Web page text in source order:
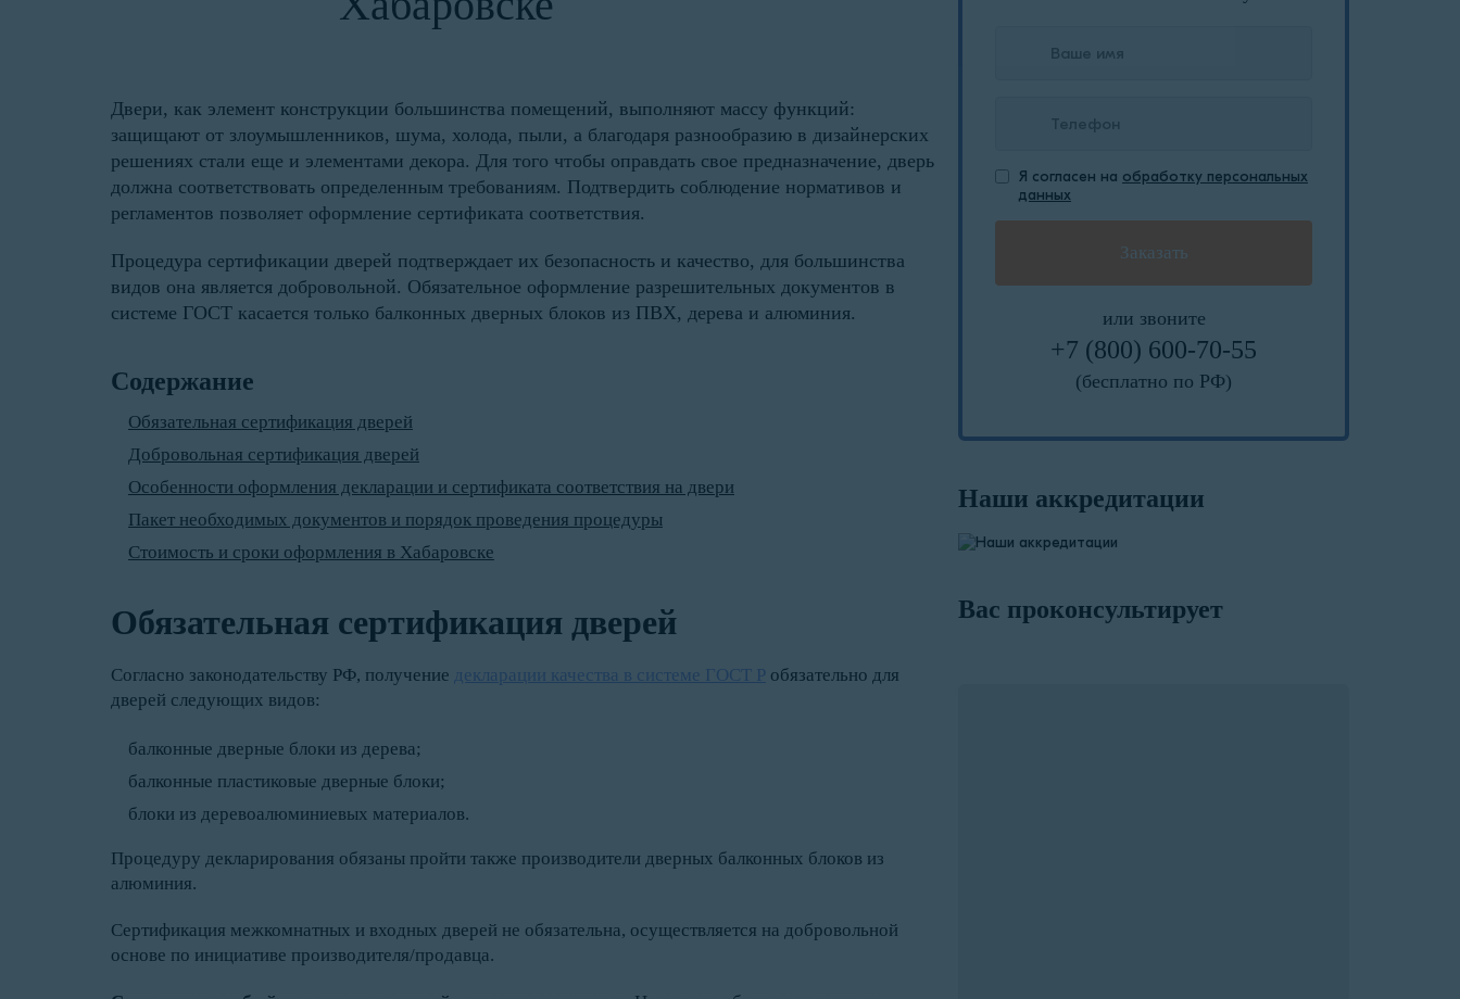
Двери, как элемент конструкции большинства помещений, выполняют массу функций:
защищают от злоумышленников, шума, холода, пыли, а благодаря разнообразию в дизайнерских
решениях стали еще и элементами декора. Для того чтобы оправдать свое предназначение, дверь
должна соответствовать определенным требованиям. Подтвердить соблюдение нормативов и
регламентов позволяет оформление сертификата соответствия.
Процедура сертификации дверей подтверждает их безопасность и качество, для большинства
видов она является добровольной. Обязательное оформление разрешительных документов в
системе ГОСТ касается только балконных дверных блоков из ПВХ, дерева и алюминия.
Содержание
Обязательная сертификация дверей
Добровольная сертификация дверей
Особенности оформления декларации и сертификата соответствия на двери
Пакет необходимых документов и порядок проведения процедуры
Стоимость и сроки оформления в Хабаровске
Обязательная сертификация дверей
Согласно законодательству РФ, получение декларации качества в системе ГОСТ Р обязательно для
дверей следующих видов:
балконные дверные блоки из дерева;
балконные пластиковые дверные блоки;
блоки из деревоалюминиевых материалов.
Процедуру декларирования обязаны пройти также производители дверных балконных блоков из
алюминия.
Сертификация межкомнатных и входных дверей не обязательна, осуществляется на добровольной
основе по инициативе производителя/продавца.
Я согласен на обработку персональных
данных
или звоните
+7 (800) 600-70-55
(бесплатно по РФ)
Наши аккредитации
Вас проконсультирует